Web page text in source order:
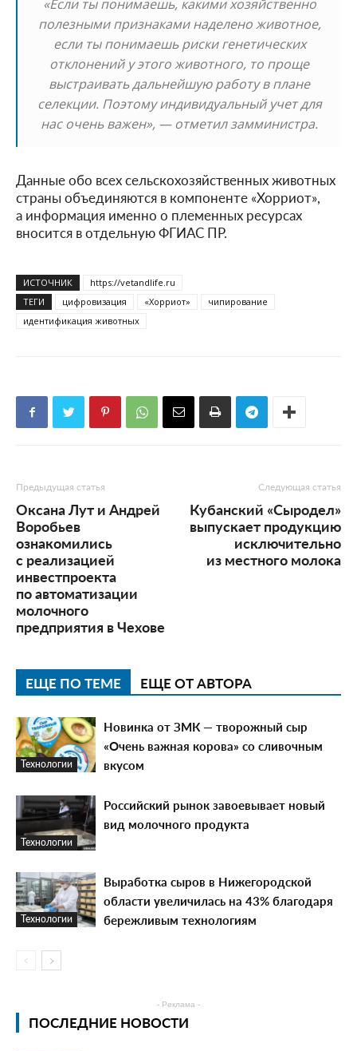
«Если ты понимаешь, какими хозяйственно
полезными признаками наделено животное,
если ты понимаешь риски генетических
отклонений у этого животного, то проще
выстраивать дальнейшую работу в плане
селекции. Поэтому индивидуальный учет для
нас очень важен», — отметил замминистра.
Данные обо всех сельскохозяйственных животных
страны объединяются в компоненте «Хорриот»,
а информация именно о племенных ресурсах
вносится в отдельную ФГИАС ПР.
ИСТОЧНИК
https://vetandlife.ru
ТЕГИ
цифровизация «Хорриот»
чипирование
идентификация животных
Предыдущая статья
Оксана Лут и Андрей
Воробьев
ознакомились
с реализацией
инвестпроекта
по автоматизации
молочного
предприятия в Чехове
Следующая статья
Кубанский «Сыродел»
выпускает продукцию
исключительно
из местного молока
ЕЩЕ ПО ТЕМЕ ЕЩЕ ОТ АВТОРА
Технологии
Новинка от ЗМК — творожный сыр
«Очень важная корова» со сливочным
вкусом
Технологии
Российский рынок завоевывает новый
вид молочного продукта
Технологии
Выработка сыров в Нижегородской
области увеличилась на 43% благодаря
бережливым технологиям
- Реклама -
ПОСЛЕДНИЕ НОВОСТИ